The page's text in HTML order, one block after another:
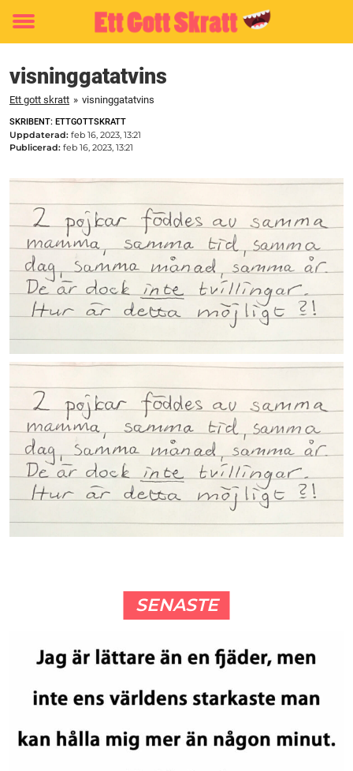
Toggle
visninggatatvins
Ett gott skratt » visninggatatvins
SKRIBENT: ETTGOTTSKRATT
Uppdaterad: feb 16, 2023, 13:21
Publicerad: feb 16, 2023, 13:21
SENASTE